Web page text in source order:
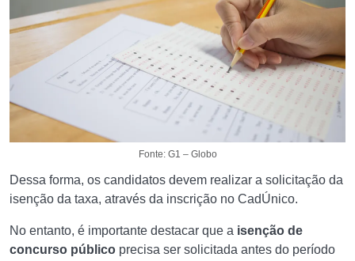
Fonte: G1 – Globo
Dessa forma, os candidatos devem realizar a solicitação da
isenção da taxa, através da inscrição no CadÚnico.
No entanto, é importante destacar que a isenção de
concurso público precisa ser solicitada antes do período